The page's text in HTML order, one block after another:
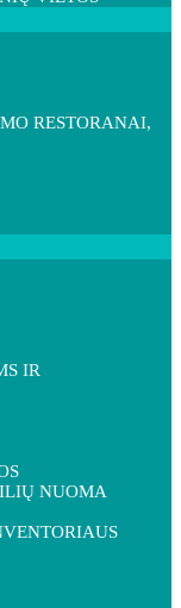
RESTORANAI,
IR
NUOMA